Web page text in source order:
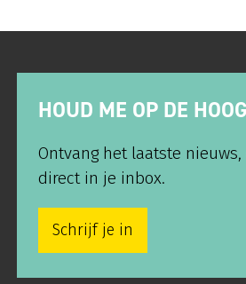
HOUD ME OP DE
Ontvang het laatste
direct in je inbox.
Schrijf je in